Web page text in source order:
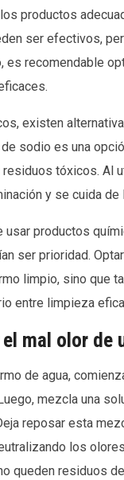
productos
ser efectivos,
es recomendable
existen
sodio es una
tóxicos. Al
y se cuida de
productos
ser prioridad.
limpio, sino que
entre limpieza
mal olor de
de agua,
mezcla una
reposar esta
los
queden residuos